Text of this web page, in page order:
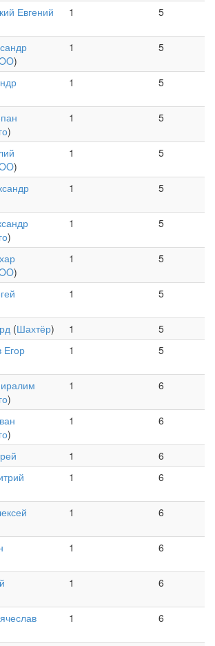
Евгений
1 5
)
1 5
1 5
)
1 5
)
1 5
1 5
)
1 5
)
1 5
1 5
(Шахтёр) 1
5
Егор
1 5
)
1 6
)
1 6
1
6
1 6
1 6
1 6
1 6
1 6